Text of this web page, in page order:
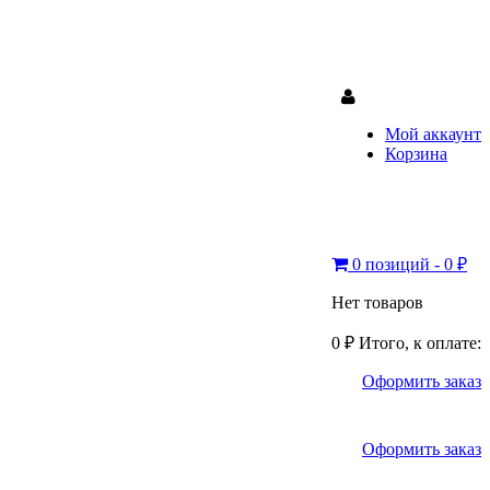
Мой аккаунт
Корзина
0 позиций - 0 ₽
Нет товаров
0 ₽ Итого, к оплате:
Оформить заказ
Оформить заказ